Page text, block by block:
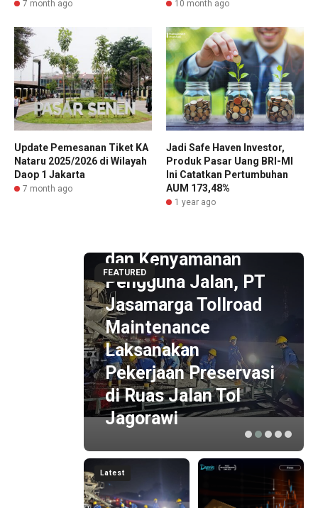
7 month ago 10 month ago
Update Pemesanan Tiket KA
Nataru 2025/2026 di Wilayah
Daop 1 Jakarta
7 month ago
Jadi Safe Haven Investor,
Produk Pasar Uang BRI-MI
Ini Catatkan Pertumbuhan
AUM 173,48%
1 year ago
FEATURED
dan Kenyamanan
Pengguna Jalan, PT
Jasamarga Tollroad
Maintenance
Laksanakan
Pekerjaan Preservasi
di Ruas Jalan Tol
Jagorawi
Latest